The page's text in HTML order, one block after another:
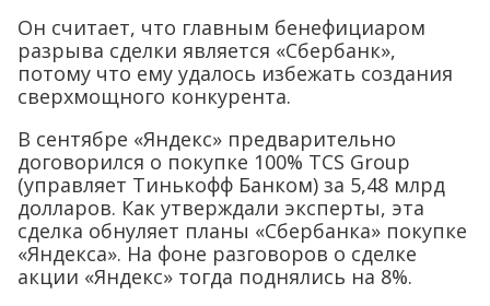
Он считает, что главным бенефициаром
разрыва сделки является «Сбербанк»,
потому что ему удалось избежать создания
сверхмощного конкурента.
В сентябре «Яндекс» предварительно
договорился о покупке 100% TCS Group
(управляет Тинькофф Банком) за 5,48 млрд
долларов. Как утверждали эксперты, эта
сделка обнуляет планы «Сбербанка» покупке
«Яндекса». На фоне разговоров о сделке
акции «Яндекс» тогда поднялись на 8%.